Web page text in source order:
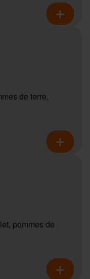
de terre,
pommes de